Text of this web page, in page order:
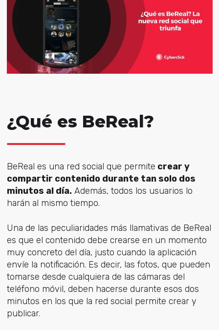
¿Qué es BeReal?
BeReal es una red social que permite crear y
compartir contenido durante tan solo dos
minutos al día.Además, todos los usuarios lo
harán al mismo tiempo.
Una de las peculiaridades más llamativas de BeReal
es que el contenido debe crearse en un momento
muy concreto del día, justo cuando la aplicación
envíe la notificación. Es decir, las fotos, que pueden
tomarse desde cualquiera de las cámaras del
teléfono móvil, deben hacerse durante esos dos
minutos en los que la red social permite crear y
publicar.